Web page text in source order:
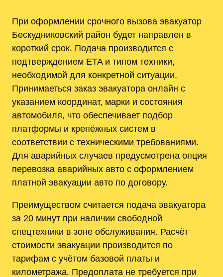
При оформлении срочного вызова эвакуатор
Бескудниковский район будет направлен в
короткий срок. Подача производится с
подтверждением ETA и типом техники,
необходимой для конкретной ситуации.
Принимаеться заказ эвакуатора онлайн с
указанием координат, марки и состояния
автомобиля, что обеспечивает подбор
платформы и крепёжных систем в
соответствии с техническими требованиями.
Для аварийных случаев предусмотрена опция
перевозка аварийных авто с оформлением
платной эвакуации авто по договору.
Преимуществом считается подача эвакуатора
за 20 минут при наличии свободной
спецтехники в зоне обслуживания. Расчёт
стоимости эвакуации производится по
тарифам с учётом базовой платы и
километража. Предоплата не требуется при